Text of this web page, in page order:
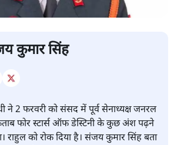
कुमार सिंह
ने 2 फरवरी को संसद में पूर्व सेनाध्यक्ष जनरल
फोर स्टार्स ऑफ डेस्टिनी के कुछ अंश पढ़ने
राहुल को रोक दिया है। संजय कुमार सिंह बता